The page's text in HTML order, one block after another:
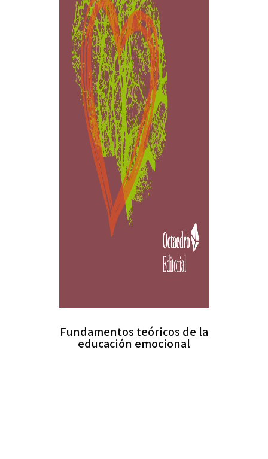
Fundamentos teóricos de la
educación emocional